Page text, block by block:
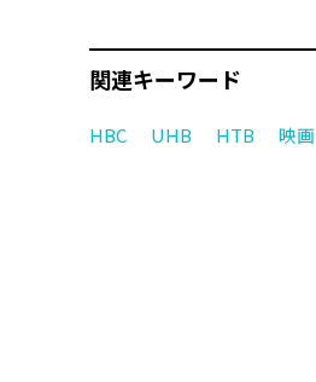
関連キーワード
HBC UHB HTB 映画